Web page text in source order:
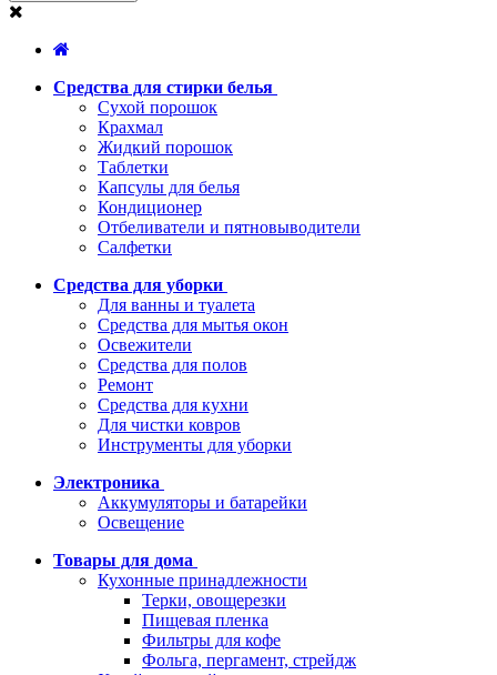
Средства для стирки белья
Сухой порошок
Крахмал
Жидкий порошок
Таблетки
Капсулы для белья
Кондиционер
Отбеливатели и пятновыводители
Салфетки
Средства для уборки
Для ванны и туалета
Средства для мытья окон
Освежители
Средства для полов
Ремонт
Средства для кухни
Для чистки ковров
Инструменты для уборки
Электроника
Аккумуляторы и батарейки
Освещение
Товары для дома
Кухонные принадлежности
Терки, овощерезки
Пищевая пленка
Фильтры для кофе
Фольга, пергамент, стрейдж